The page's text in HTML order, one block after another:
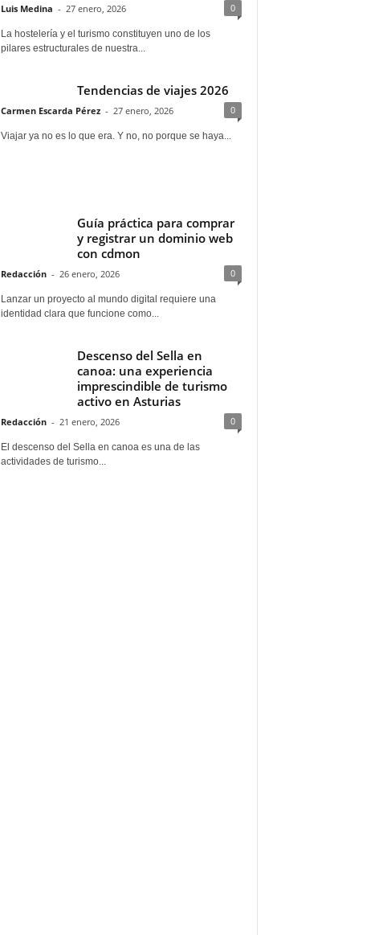
Luis Medina - 27 enero, 2026 0
La hostelería y el turismo constituyen uno de los
pilares estructurales de nuestra...
Tendencias de viajes 2026
Carmen Escarda Pérez - 27 enero, 2026 0
Viajar ya no es lo que era. Y no, no porque se haya...
Guía práctica para comprar
y registrar un dominio web
con cdmon
Redacción - 26 enero, 2026 0
Lanzar un proyecto al mundo digital requiere una
identidad clara que funcione como...
Descenso del Sella en
canoa: una experiencia
imprescindible de turismo
activo en Asturias
Redacción - 21 enero, 2026 0
El descenso del Sella en canoa es una de las
actividades de turismo...